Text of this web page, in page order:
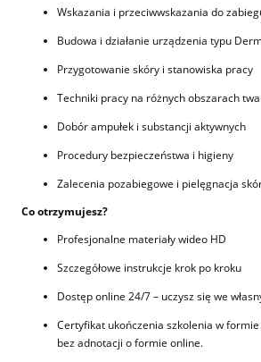
Wskazania i przeciwwskazania do
Budowa i działanie urządzenia typu
Przygotowanie skóry i stanowiska pracy
Techniki pracy na różnych obszarach
Dobór ampułek i substancji aktywnych
Procedury bezpieczeństwa i higieny
Zalecenia pozabiegowe i pielęgnacja
Co otrzymujesz?
Profesjonalne materiały wideo HD
Szczegółowe instrukcje krok po kroku
Dostęp online 24/7 – uczysz się we
Certyfikat ukończenia szkolenia w formie
bez adnotacji o formie online.